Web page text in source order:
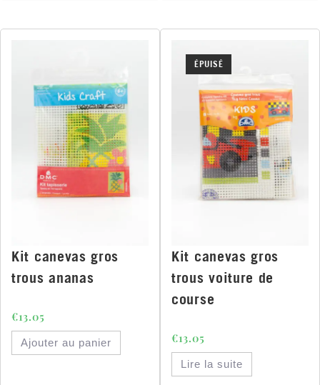
Kit canevas gros
trous ananas
€13.05
Ajouter au panier
ÉPUISÉ
Kit canevas gros
trous voiture de
course
€13.05
Lire la suite